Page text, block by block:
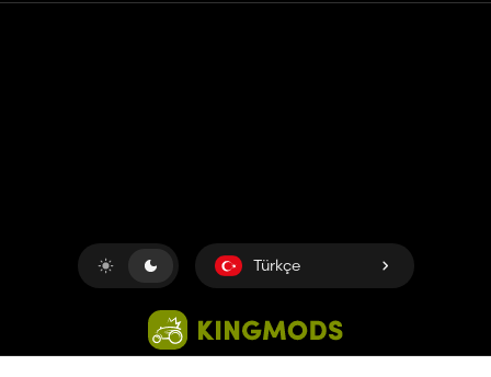
Türkçe